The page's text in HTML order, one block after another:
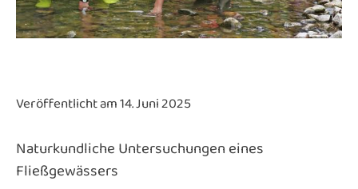
Veröffentlicht am 14. Juni 2025
Naturkundliche Untersuchungen eines
Fließgewässers